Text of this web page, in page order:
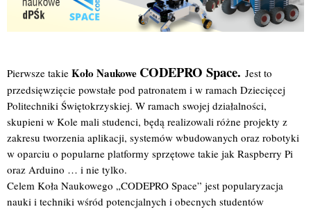
Pierwsze takie Koło Naukowe CODEPRO Space. Jest to
przedsięwzięcie powstałe pod patronatem i w ramach Dziecięcej
Politechniki Świętokrzyskiej. W ramach swojej działalności,
skupieni w Kole mali studenci, będą realizowali różne projekty z
zakresu tworzenia aplikacji, systemów wbudowanych oraz robotyki
w oparciu o popularne platformy sprzętowe takie jak Raspberry Pi
oraz Arduino … i nie tylko.
Celem Koła Naukowego „CODEPRO Space” jest popularyzacja
nauki i techniki wśród potencjalnych i obecnych studentów